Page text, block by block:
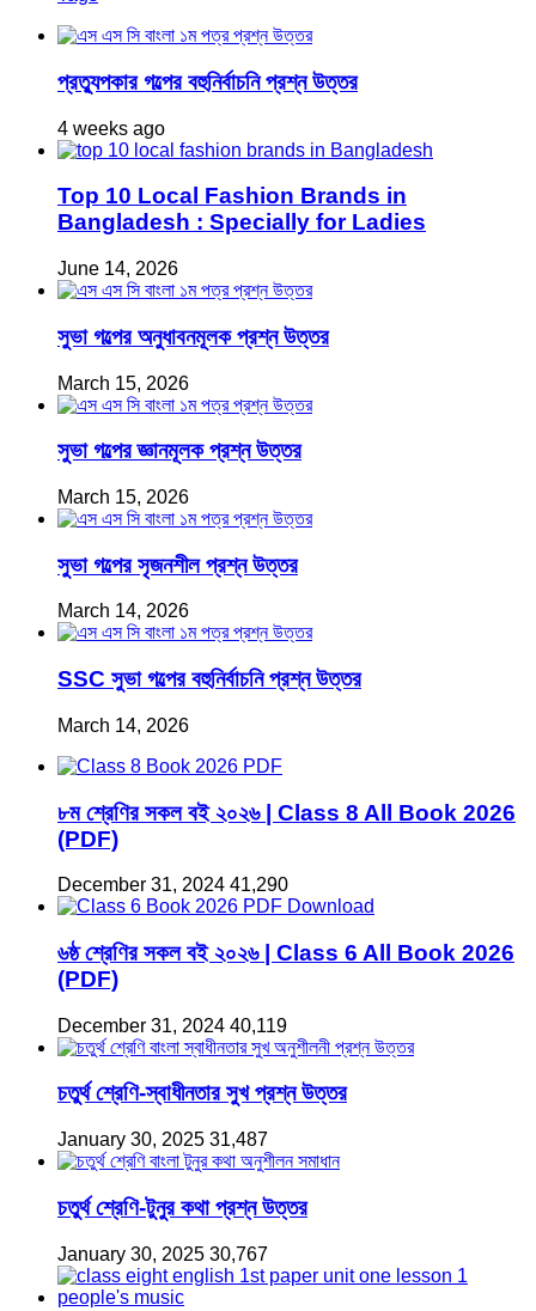
প্রত্যুপকার গল্পের বহুনির্বাচনি প্রশ্ন উত্তর
4 weeks ago
Top 10 Local Fashion Brands in
Bangladesh : Specially for Ladies
June 14, 2026
সুভা গল্পের অনুধাবনমূলক প্রশ্ন উত্তর
March 15, 2026
সুভা গল্পের জ্ঞানমূলক প্রশ্ন উত্তর
March 15, 2026
সুভা গল্পের সৃজনশীল প্রশ্ন উত্তর
March 14, 2026
SSC সুভা গল্পের বহুনির্বাচনি প্রশ্ন উত্তর
March 14, 2026
৮ম শ্রেণির সকল বই ২০২৬ | Class 8 All Book 2026
(PDF)
December 31, 2024 41,290
৬ষ্ঠ শ্রেণির সকল বই ২০২৬ | Class 6 All Book 2026
(PDF)
December 31, 2024 40,119
চতুর্থ শ্রেণি-স্বাধীনতার সুখ প্রশ্ন উত্তর
January 30, 2025 31,487
চতুর্থ শ্রেণি-টুনুর কথা প্রশ্ন উত্তর
January 30, 2025 30,767